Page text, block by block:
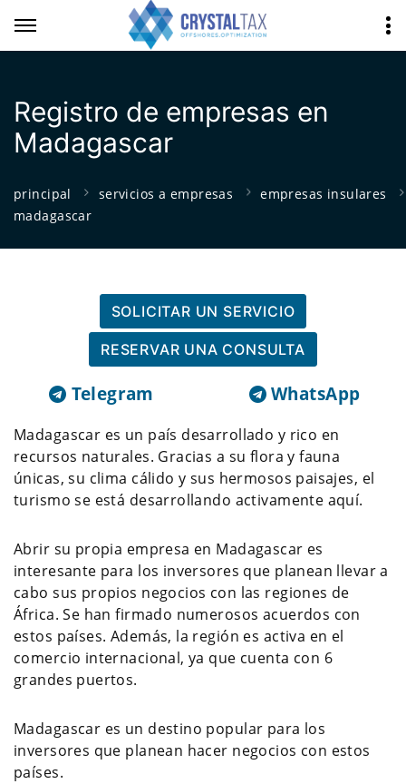
Registro de empresas en
Madagascar
principal servicios a empresas
empresas insulares
madagascar
SOLICITAR UN SERVICIO
RESERVAR UNA CONSULTA
Telegram WhatsApp
Madagascar es un país desarrollado y rico en
recursos naturales. Gracias a su flora y fauna
únicas, su clima cálido y sus hermosos paisajes, el
turismo se está desarrollando activamente aquí.
Abrir su propia empresa en Madagascar es
interesante para los inversores que planean llevar a
cabo sus propios negocios con las regiones de
África. Se han firmado numerosos acuerdos con
estos países. Además, la región es activa en el
comercio internacional, ya que cuenta con 6
grandes puertos.
Madagascar es un destino popular para los
inversores que planean hacer negocios con estos
países.